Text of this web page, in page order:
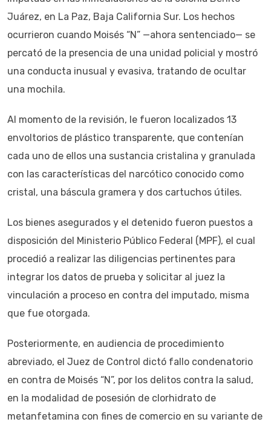
Juárez, en La Paz, Baja California Sur. Los hechos
ocurrieron cuando Moisés “N” —ahora sentenciado— se
percató de la presencia de una unidad policial y mostró
una conducta inusual y evasiva, tratando de ocultar
una mochila.
Al momento de la revisión, le fueron localizados 13
envoltorios de plástico transparente, que contenían
cada uno de ellos una sustancia cristalina y granulada
con las características del narcótico conocido como
cristal, una báscula gramera y dos cartuchos útiles.
Los bienes asegurados y el detenido fueron puestos a
disposición del Ministerio Público Federal (MPF), el cual
procedió a realizar las diligencias pertinentes para
integrar los datos de prueba y solicitar al juez la
vinculación a proceso en contra del imputado, misma
que fue otorgada.
Posteriormente, en audiencia de procedimiento
abreviado, el Juez de Control dictó fallo condenatorio
en contra de Moisés “N”, por los delitos contra la salud,
en la modalidad de posesión de clorhidrato de
metanfetamina con fines de comercio en su variante de